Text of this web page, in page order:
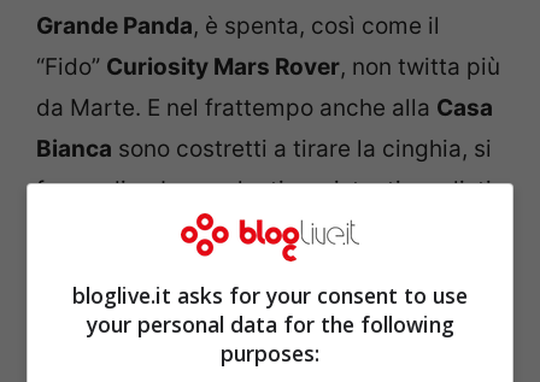
Grande Panda, è spenta, così come il
“Fido” Curiosity Mars Rover, non twitta più
da Marte. E nel frattempo anche alla Casa
Bianca sono costretti a tirare la cinghia, si
fa per dire. I consulenti, assistenti, analisti,
maggiordomi, cuochi e paesaggisti che
lavorano solitamente nella casa più
famosa del mondo, si stima che da
millesettecento ora siano meno di
bloglive.it asks for your consent to use
your personal data for the following
purposes: